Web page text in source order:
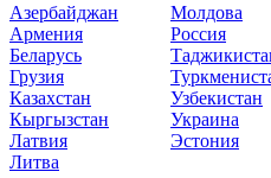
Азербайджан
Армения
Беларусь
Грузия
Казахстан
Кыргызстан
Латвия
Литва
Молдова
Россия
Узбекистан
Украина
Эстония